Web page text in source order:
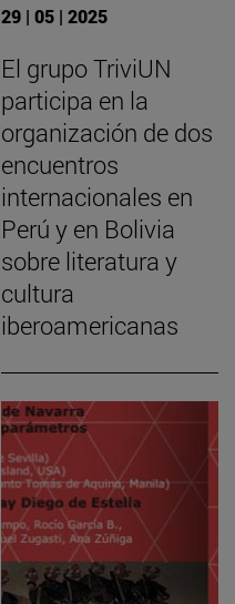
29 | 05 | 2025
El grupo TriviUN
participa en la
organización de dos
encuentros
internacionales en
Perú y en Bolivia
sobre literatura y
cultura
iberoamericanas